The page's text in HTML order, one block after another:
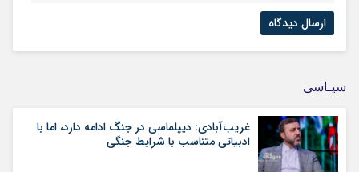
سیـاسی
غریب‌آبادی: دیپلماسی در جنگ ادامه دارد، اما با
ادبیاتی متناسب با شرایط جنگی